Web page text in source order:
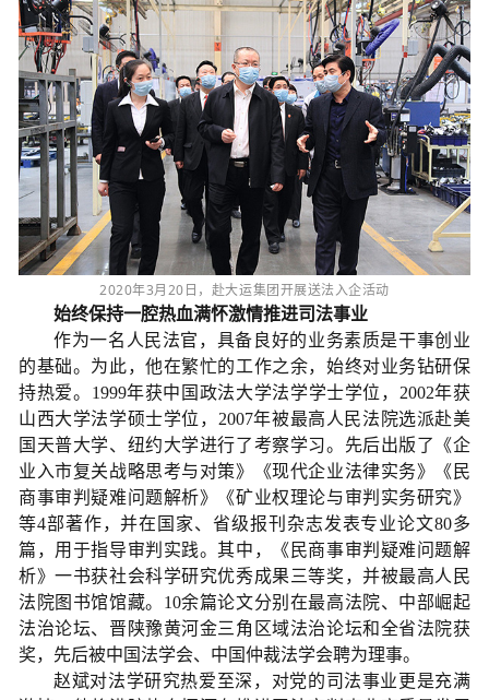
2020年3月20日，赴大运集团开展送法入企活动
始终保持一腔热血满怀激情推进司法事业
作为一名人民法官，具备良好的业务素质是干事创业
的基础。为此，他在繁忙的工作之余，始终对业务钻研保
持热爱。1999年获中国政法大学法学学士学位，2002年获
山西大学法学硕士学位，2007年被最高人民法院选派赴美
国天普大学、纽约大学进行了考察学习。先后出版了《企
业入市复关战略思考与对策》《现代企业法律实务》《民
商事审判疑难问题解析》《矿业权理论与审判实务研究》
等4部著作，并在国家、省级报刊杂志发表专业论文80多
篇，用于指导审判实践。其中，《民商事审判疑难问题解
析》一书获社会科学研究优秀成果三等奖，并被最高人民
法院图书馆馆藏。10余篇论文分别在最高法院、中部崛起
法治论坛、晋陕豫黄河金三角区域法治论坛和全省法院获
奖，先后被中国法学会、中国仲裁法学会聘为理事。
赵斌对法学研究热爱至深，对党的司法事业更是充满